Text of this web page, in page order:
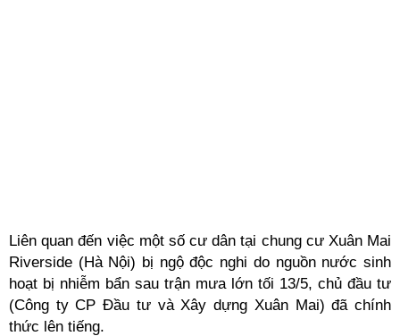
Liên quan đến việc một số cư dân tại chung cư Xuân Mai
Riverside (Hà Nội) bị ngộ độc nghi do nguồn nước sinh
hoạt bị nhiễm bẩn sau trận mưa lớn tối 13/5, chủ đầu tư
(Công ty CP Đầu tư và Xây dựng Xuân Mai) đã chính
thức lên tiếng.